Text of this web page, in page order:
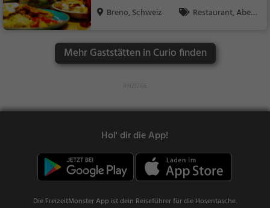
Breno, Schweiz
Restaurant, Aben
Mehr Gaststätten in Curio finden
Hol' dir die App!
Die FreizeitMonster App ist dein Reiseführer für die Hosentasche.